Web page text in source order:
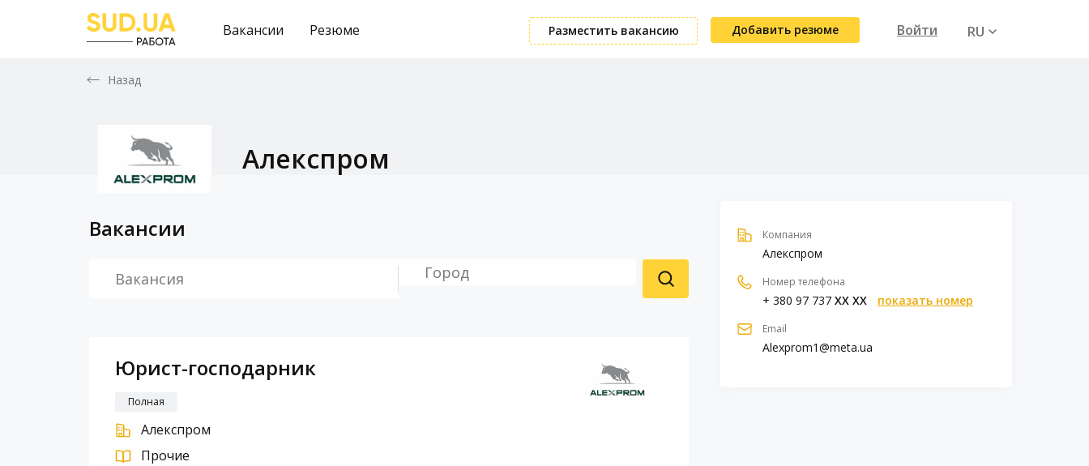
Вакансии Резюме Разместить вакансию Добавить резюме Войти
RU
Назад
Алекспром
Вакансии
Юрист-господарник
Полная
Алекспром
Прочие
Компания
Алекспром
Номер телефона
+ 380 97 737 XX XX показать номер
Email
Alexprom1@meta.ua